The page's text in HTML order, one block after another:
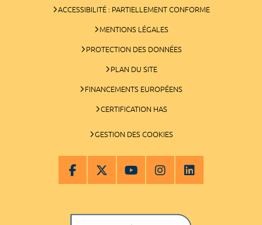
ACCESSIBILITÉ : PARTIELLEMENT CONFORME
MENTIONS LÉGALES
PROTECTION DES DONNÉES
PLAN DU SITE
FINANCEMENTS EUROPÉENS
CERTIFICATION HAS
GESTION DES COOKIES